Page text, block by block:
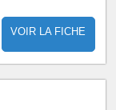
VOIR LA FICHE